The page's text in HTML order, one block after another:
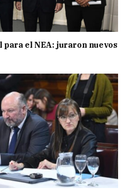
el NEA: juraron nuevos